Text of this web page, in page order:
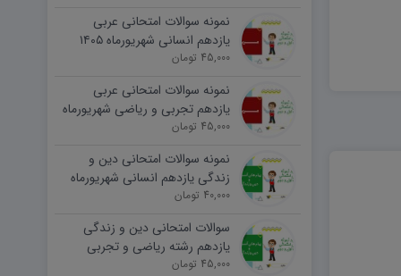
نمونه سوالات امتحانی عربی
یازدهم انسانی شهریورماه ۱۴۰۵
word
45,000 تومان
نمونه سوالات امتحانی عربی
یازدهم تجربی و ریاضی شهریورماه
۱۴۰۵ word
45,000 تومان
نمونه سوالات امتحانی دین و
زندگی یازدهم انسانی شهریورماه
۱۴۰۵ word
40,000 تومان
سوالات امتحانی دین و زندگی
یازدهم رشته ریاضی و تجربی
شهریورماه ۱۴۰۵ word
45,000 تومان